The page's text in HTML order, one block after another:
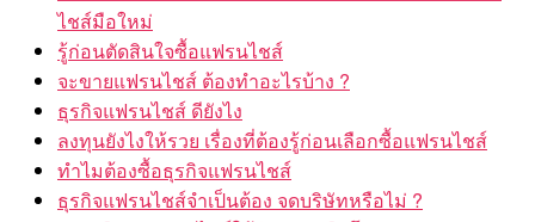
ไชส์มือใหม่
รู้ก่อนตัดสินใจซื้อแฟรนไชส์
จะขายแฟรนไชส์ ต้องทำอะไรบ้าง ?
ธุรกิจแฟรนไชส์ ดียังไง
ลงทุนยังไงให้รวย เรื่องที่ต้องรู้ก่อนเลือกซื้อแฟรนไชส์
ทำไมต้องซื้อธุรกิจแฟรนไชส์
ธุรกิจแฟรนไชส์จำเป็นต้อง จดบริษัทหรือไม่ ?